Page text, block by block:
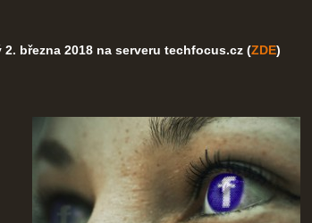
března 2018 na serveru techfocus.cz (ZDE)